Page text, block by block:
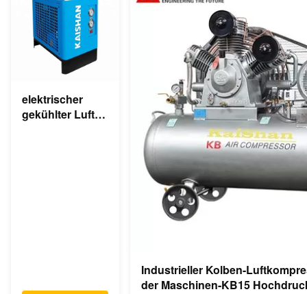
elektrischer
gekühlter Luft-
Industrieller Kolben-
der Maschinen-KB15